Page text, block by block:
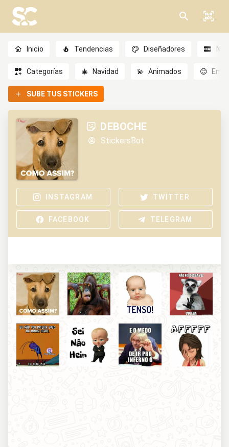
Inicio Tendencias Diseñadores
Categorías 🎄 Navidad 💫 Animados 😊
SUBE TUS STICKERS
DEBOCHE
StickersBot
INSTAGRAM TWITTER
FACEBOOK TELEGRAM